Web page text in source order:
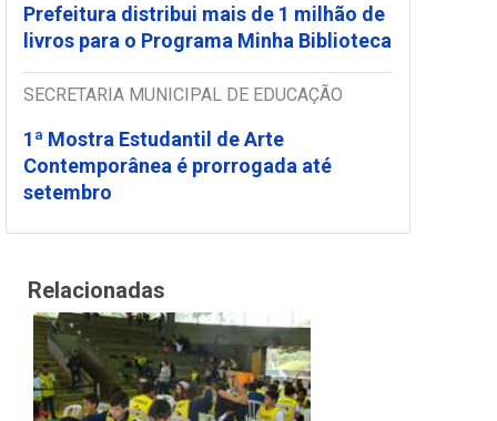
Prefeitura distribui mais de 1 milhão de
livros para o Programa Minha Biblioteca
SECRETARIA MUNICIPAL DE EDUCAÇÃO
1ª Mostra Estudantil de Arte
Contemporânea é prorrogada até
setembro
Relacionadas